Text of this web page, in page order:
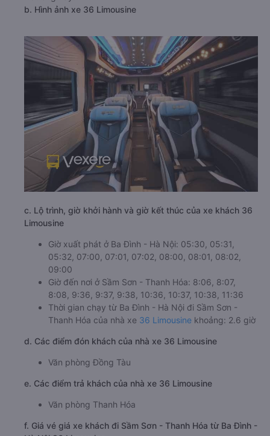
Xe 36 Limousine đi Sầm Sơn - Thanh Hóa từ Ba Đình - Hà
Nội đã trở thành lựa chọn yêu thích của nhiều người dân
đường này.
b. Hình ảnh xe 36 Limousine
c. Lộ trình, giờ khởi hành và giờ kết thúc của xe khách 36
Limousine
Giờ xuất phát ở Ba Đình - Hà Nội: 05:30, 05:31,
05:32, 07:00, 07:01, 07:02, 08:00, 08:01, 08:02,
09:00
Giờ đến nơi ở Sầm Sơn - Thanh Hóa: 8:06, 8:07,
8:08, 9:36, 9:37, 9:38, 10:36, 10:37, 10:38, 11:36
Thanh Hóa của nhà xe
d. Các điểm đón khách của nhà xe 36 Limousine
Văn phòng Đồng Tàu
e. Các điểm trả khách của nhà xe 36 Limousine